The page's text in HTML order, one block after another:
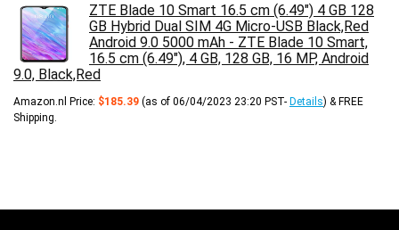
ZTE Blade 10 Smart 16.5 cm (6.49") 4 GB 128
GB Hybrid Dual SIM 4G Micro-USB Black,Red
Android 9.0 5000 mAh - ZTE Blade 10 Smart,
16.5 cm (6.49"), 4 GB, 128 GB, 16 MP, Android
9.0, Black,Red
Amazon.nl Price: $185.39 (as of 06/04/2023 23:20 PST- Details) & FREE
Shipping